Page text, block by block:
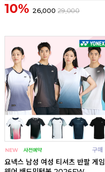
10% 26,000 29,000
구매
요넥스 남성 여성 티셔츠 반팔 게임